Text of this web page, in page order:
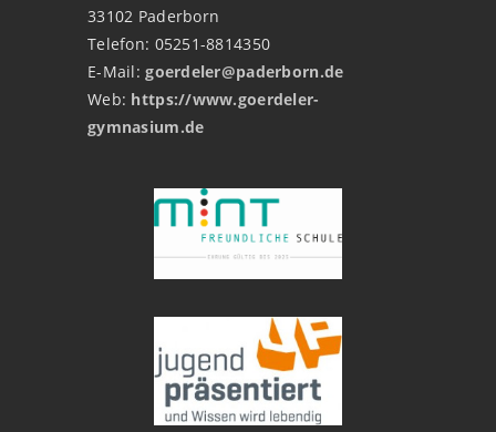
33102 Paderborn
Telefon: 05251-8814350
E-Mail:goerdeler@paderborn.de
Web: https://www.goerdeler-
gymnasium.de